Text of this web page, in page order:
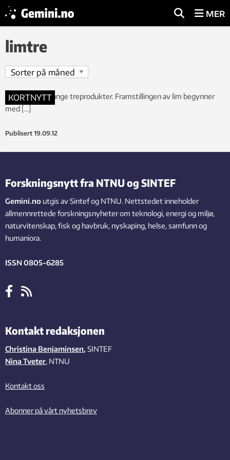
MER
limtre
KORTNYTT
Lim brukes i mange treprodukter. Framstillingen av lim begynner
med […]
Publisert 19.09.12
Forskningsnytt fra NTNU og SINTEF
Gemini.no utgis av Sintef og NTNU. Nettstedet inneholder
allmennrettede forskningsnyheter om teknologi, energi og miljø,
naturvitenskap, fisk og havbruk, nyskaping, helse, samfunn og
humaniora.
ISSN 0805-6285
Kontakt redaksjonen
Christina Benjaminsen, SINTEF
Nina Tveter, NTNU
Kontakt oss
Abonner på vårt nyhetsbrev